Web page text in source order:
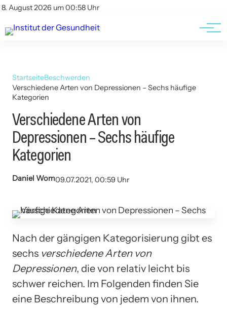
8. August 2026 um 00:58 Uhr
Kontakt
Kontakt
AGBs
StartseiteBeschwerden
Verschiedene Arten von Depressionen – Sechs häufige
Kategorien
Verschiedene Arten von
Depressionen – Sechs häufige
Kategorien
Daniel Wom09.07.2021, 00:59 Uhr
Nach der gängigen Kategorisierung gibt es
sechs verschiedene Arten von
Depressionen, die von relativ leicht bis
schwer reichen. Im Folgenden finden Sie
eine Beschreibung von jedem von ihnen.